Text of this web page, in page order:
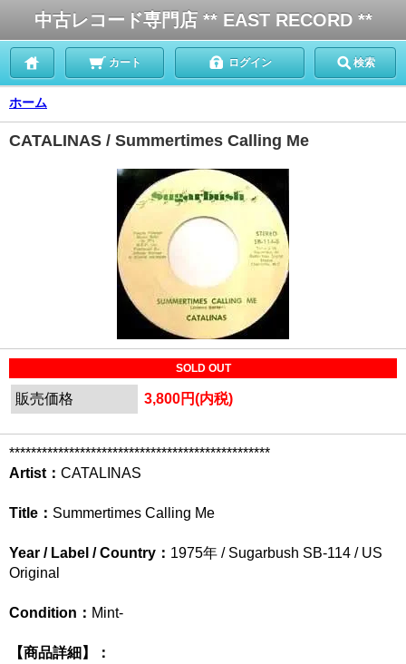
中古レコード専門店 ** EAST RECORD **
カート ログイン 検索
ホーム
CATALINAS / Summertimes Calling Me
SOLD OUT
販売価格 3,800円(内税)
************************************************
Artist： CATALINAS
Title： Summertimes Calling Me
Year / Label / Country： 1975年 / Sugarbush SB-114 / US
Original
Condition： Mint-
【商品詳細】：